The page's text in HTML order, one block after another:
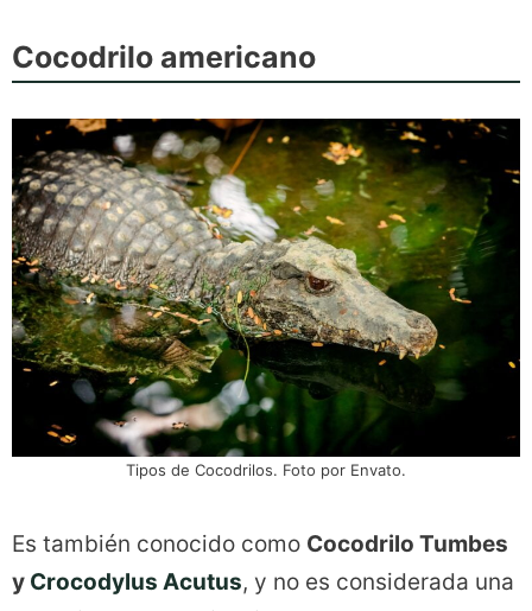
Cocodrilo americano
Tipos de Cocodrilos. Foto por Envato.
Es también conocido como Cocodrilo Tumbes
y Crocodylus Acutus, y no es considerada una